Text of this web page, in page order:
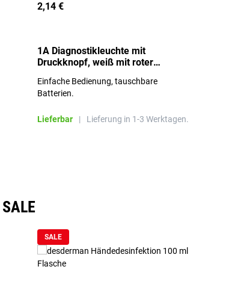
2,14 €
1A Diagnostikleuchte mit
Druckknopf, weiß mit roter
Einfache Bedienung, tauschbare
Batterien.
Lieferbar | Lieferung in 1-3 Werktagen.
SALE
SALE